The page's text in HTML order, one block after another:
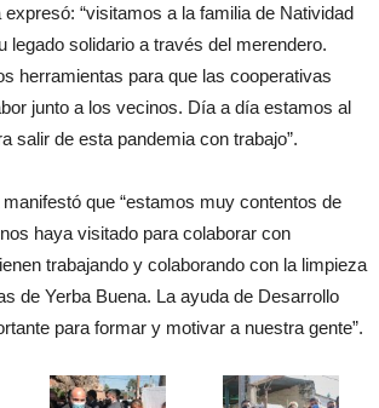
“visitamos a la familia de Natividad
legado solidario a través del merendero.
herramientas para que las cooperativas
junto a los vecinos. Día a día estamos al
salir de esta pandemia con trabajo”.
que “estamos muy contentos de
haya visitado para colaborar con
trabajando y colaborando con la limpieza
de Yerba Buena. La ayuda de Desarrollo
para formar y motivar a nuestra gente”.